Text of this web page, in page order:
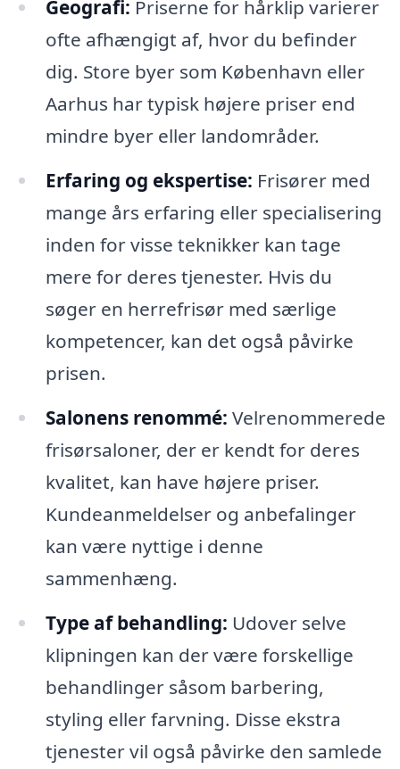
Geografi: Priserne for hårklip varierer
ofte afhængigt af, hvor du befinder
dig. Store byer som København eller
Aarhus har typisk højere priser end
mindre byer eller landområder.
Erfaring og ekspertise: Frisører med
mange års erfaring eller specialisering
inden for visse teknikker kan tage
mere for deres tjenester. Hvis du
søger en herrefrisør med særlige
kompetencer, kan det også påvirke
prisen.
Salonens renommé: Velrenommerede
frisørsaloner, der er kendt for deres
kvalitet, kan have højere priser.
Kundeanmeldelser og anbefalinger
kan være nyttige i denne
sammenhæng.
Type af behandling: Udover selve
klipningen kan der være forskellige
behandlinger såsom barbering,
styling eller farvning. Disse ekstra
tjenester vil også påvirke den samlede